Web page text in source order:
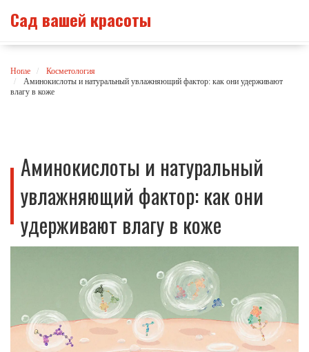
Сад вашей красоты
Home
Косметология
Аминокислоты и натуральный увлажняющий фактор: как они удерживают
влагу в коже
Аминокислоты и натуральный
увлажняющий фактор: как они
удерживают влагу в коже